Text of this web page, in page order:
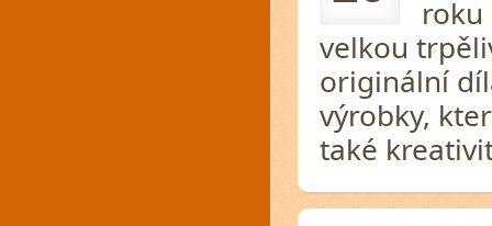
roku
velkou
originální
výrobky,
také